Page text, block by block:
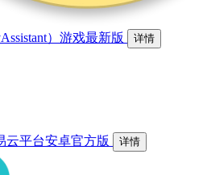
）游戏最新版 详情
云平台安卓官方版 详情